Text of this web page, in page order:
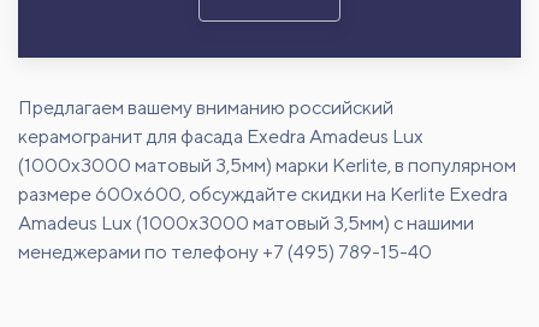
Предлагаем вашему вниманию российский
керамогранит для фасада Exedra Amadeus Lux
(1000x3000 матовый 3,5мм) марки Kerlite, в популярном
размере 600х600, обсуждайте скидки на Kerlite Exedra
Amadeus Lux (1000x3000 матовый 3,5мм) с нашими
менеджерами по телефону +7 (495) 789-15-40